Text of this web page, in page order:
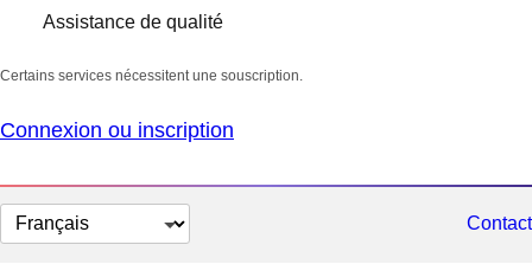
Assistance de qualité
Certains services nécessitent une souscription.
Connexion ou inscription
Changer
la
Contact